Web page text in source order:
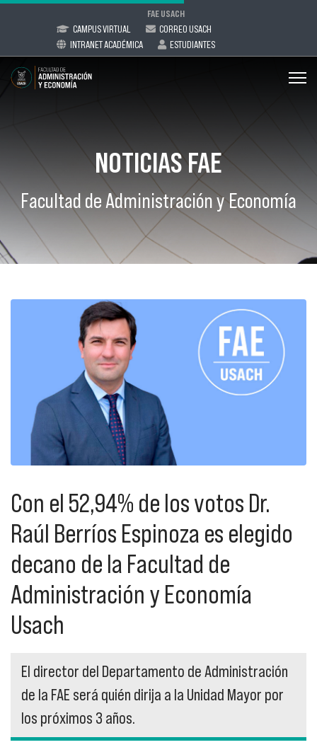
FAE USACH
CAMPUS VIRTUAL
CORREO USACH
INTRANET ACADÉMICA
ESTUDIANTES
NOTICIAS FAE
Facultad de Administración y Economía
Con el 52,94% de los votos Dr.
Raúl Berríos Espinoza es elegido
decano de la Facultad de
Administración y Economía
Usach
El director del Departamento de Administración
de la FAE será quién dirija a la Unidad Mayor por
los próximos 3 años.